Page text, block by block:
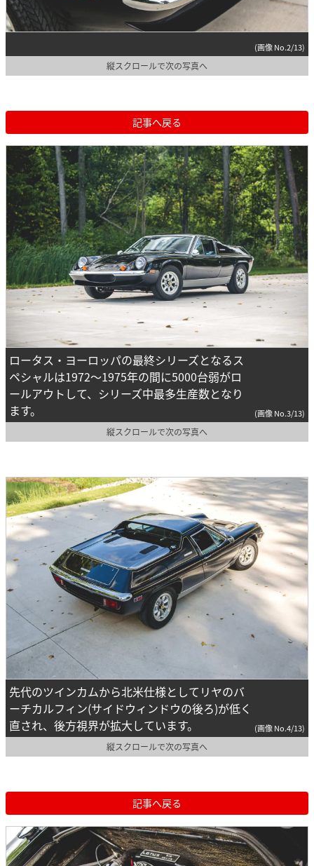
(画像 No.2/13)
縦スクロールで次の写真へ
記事へ戻る
ロータス・ヨーロッパの最終シリーズとなるス
ペシャルは1972～1975年の間に5000台弱がロ
ールアウトして、シリーズ中最多生産数となり
ます。
(画像 No.3/13)
縦スクロールで次の写真へ
先代のツインカムから北米仕様としてリヤのバ
ーチカルフィン(サイドウィンドウの後ろ)が低く
直され、後方視界が拡大しています。
(画像 No.4/13)
縦スクロールで次の写真へ
記事へ戻る